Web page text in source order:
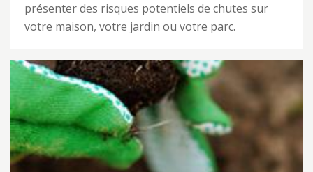
présenter des risques potentiels de chutes sur
votre maison, votre jardin ou votre parc.